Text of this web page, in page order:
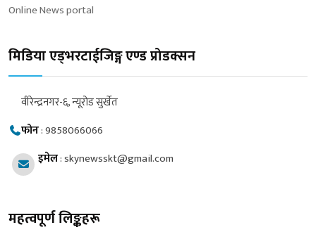
Online News portal
मिडिया एड्भरटाईजिङ्ग एण्ड प्रोडक्सन
वीरेन्द्रनगर-६, न्यूरोड सुर्खेत
फोन:9858066066
इमेल:skynewsskt@gmail.com
महत्वपूर्ण लिङ्कहरू